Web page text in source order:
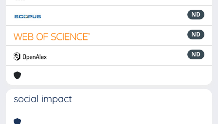
ND
ND
ND
social impact